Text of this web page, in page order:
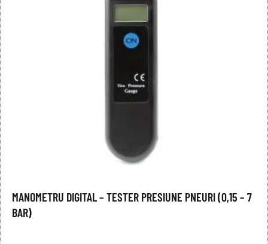
MANOMETRU DIGITAL – TESTER PRESIUNE PNEURI (0,15 – 7
BAR)